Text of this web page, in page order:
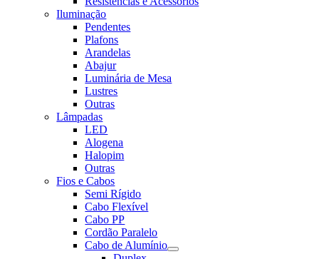
Iluminação
Pendentes
Plafons
Arandelas
Abajur
Luminária de Mesa
Lustres
Outras
Lâmpadas
LED
Alogena
Halopim
Outras
Fios e Cabos
Semi Rígido
Cabo Flexível
Cabo PP
Cordão Paralelo
Cabo de Alumínio